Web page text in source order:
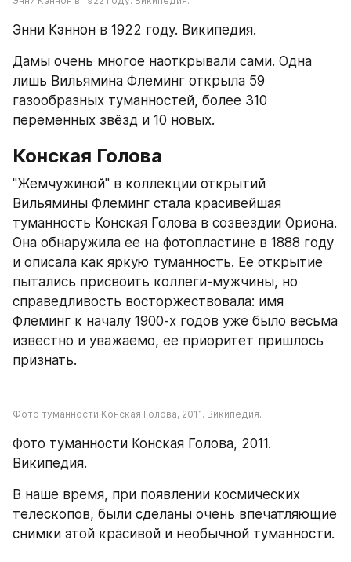
Энни Кэннон в 1922 году. Википедия.
Дамы очень многое наоткрывали сами. Одна
лишь Вильямина Флеминг открыла 59
газообразных туманностей, более 310
переменных звёзд и 10 новых.
Конская Голова
"Жемчужиной" в коллекции открытий
Вильямины Флеминг стала красивейшая
туманность Конская Голова в созвездии Ориона.
Она обнаружила ее на фотопластине в 1888 году
и описала как яркую туманность. Ее открытие
пытались присвоить коллеги-мужчины, но
справедливость восторжествовала: имя
Флеминг к началу 1900-х годов уже было весьма
известно и уважаемо, ее приоритет пришлось
признать.
Фото туманности Конская Голова, 2011. Википедия.
Фото туманности Конская Голова, 2011.
Википедия.
В наше время, при появлении космических
телескопов, были сделаны очень впечатляющие
снимки этой красивой и необычной туманности.